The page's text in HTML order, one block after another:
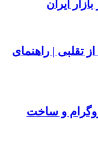
ایران
تقلبی | راهنمای
کپی، پروگرام و ساخت